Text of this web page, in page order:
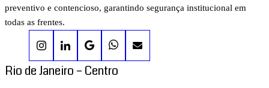
preventivo e contencioso, garantindo segurança institucional em
todas as frentes.
Rio de Janeiro – Centro